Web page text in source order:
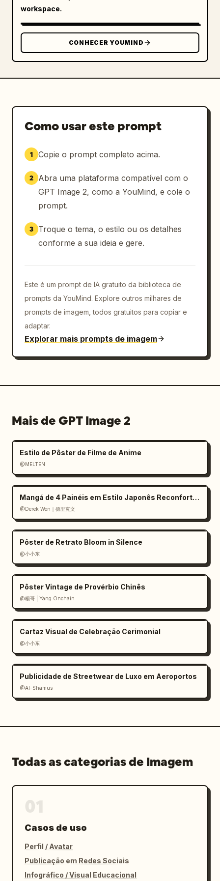
flutuando ou em pé ao lado da heroína. Use
uma paleta de primavera suave com rosa, azul
celeste, verde menta, pêssego, creme e
branco, com pétalas de cerejeira espalhadas e
formas gráficas arredondadas ao fundo. O
fundo deve parecer arejado e festivo, com um
um estilo de anime comercial divertido: um
superior esquerdo, um pequeno texto de
transmissão sazonal em vermelho, uma caixa de
linhas de texto, uma caixa explicativa azul
no canto inferior esquerdo, frases
exclamativas verticais e angulares ao redor
produção rosa no canto inferior direito.
Adicione uma faixa com o nome da personagem
em destaque no canto superior direito.
usando fontes coloridas arredondadas para o
título e fontes limpas estilo revista para o
texto menor. Humor geral: adorável, cômico,
projetada profissionalmente para um anúncio
de nova série de TV em formato paisagem 16:9.
workspace.
CONHECER YOUMIND
Como usar este prompt
1 Copie o prompt completo acima.
2
Abra uma plataforma compatível com o
GPT Image 2, como a YouMind, e cole o
prompt.
3
Troque o tema, o estilo ou os detalhes
conforme a sua ideia e gere.
Este é um prompt de IA gratuito da biblioteca de
prompts da YouMind. Explore outros milhares de
prompts de imagem, todos gratuitos para copiar e
adaptar.
Explorar mais prompts de imagem
Mais de GPT Image 2
Estilo de Pôster de Filme de Anime
@MELTEN
Mangá de 4 Painéis em Estilo Japonês Reconfortante
@Derek Wen｜德里克文
Pôster de Retrato Bloom in Silence
@小小东
Pôster Vintage de Provérbio Chinês
@楊哥 | Yang Onchain
Cartaz Visual de Celebração Cerimonial
@小小东
Publicidade de Streetwear de Luxo em Aeroportos
@Al-Shamus
Todas as categorias de Imagem
Casos de uso
Perfil / Avatar
Publicação em Redes Sociais
Infográfico / Visual Educacional